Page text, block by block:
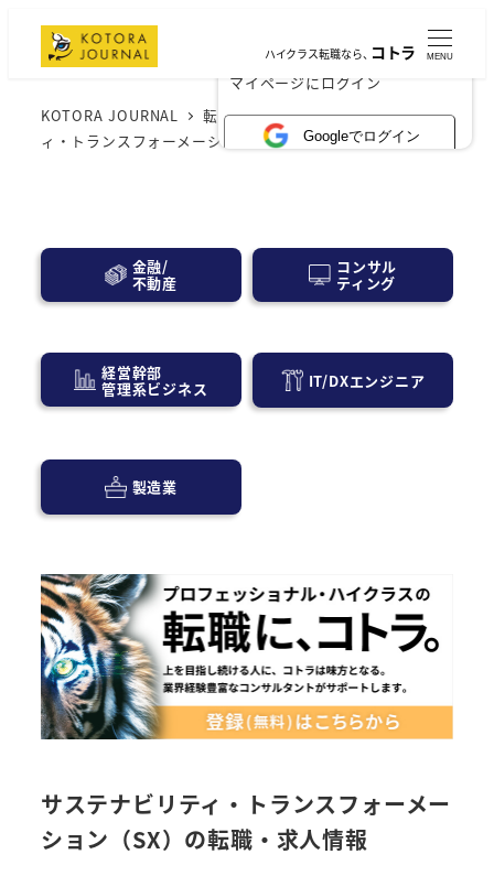
×
マイページにログイン
Googleでログイン
ハイクラス転職なら、コトラ MENU
KOTORA JOURNAL 転職・求人情報
サステナビリテ
ィ・トランスフォーメーション（SX）の転職・求人情報
金融/
不動産
コンサル
ティング
経営幹部
管理系ビジネス IT/DXエンジニア
製造業
サステナビリティ・トランスフォーメー
ション（SX）の転職・求人情報